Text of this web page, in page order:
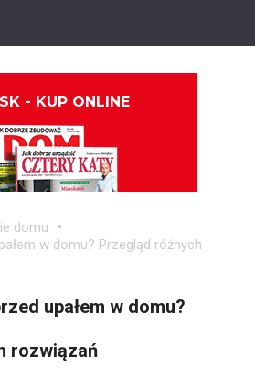
- KUP ONLINE
domu
w domu? Przegląd różnych
upałem w domu?
rozwiązań